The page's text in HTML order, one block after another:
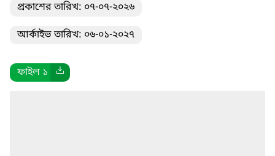
প্রকাশের তারিখ: ০৭-০৭-২০২৬
আর্কাইভ তারিখ: ০৬-০১-২০২৭
ফাইল ১